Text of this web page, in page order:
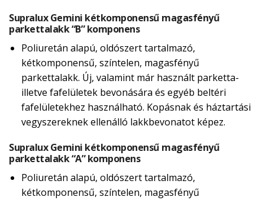
Supralux Gemini kétkomponensű magasfényű
parkettalakk “B” komponens
Poliuretán alapú, oldószert tartalmazó,
kétkomponensű, színtelen, magasfényű
parkettalakk. Új, valamint már használt parketta-
illetve fafelületek bevonására és egyéb beltéri
fafelületekhez használható. Kopásnak és háztartási
vegyszereknek ellenálló lakkbevonatot képez.
Supralux Gemini kétkomponensű magasfényű
parkettalakk “A” komponens
Poliuretán alapú, oldószert tartalmazó,
kétkomponensű, színtelen, magasfényű